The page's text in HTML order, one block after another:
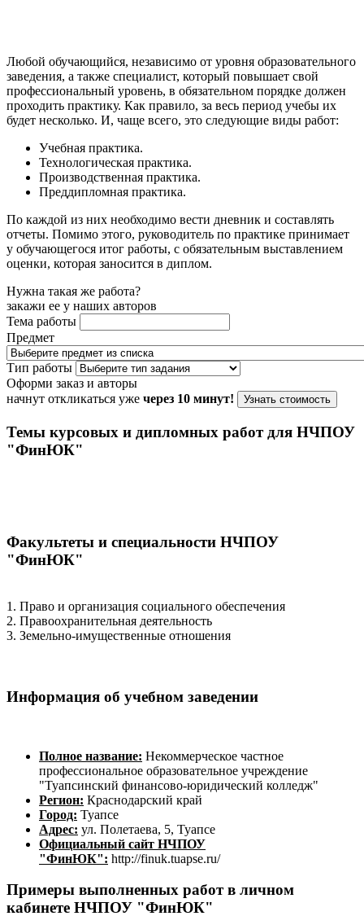
Любой обучающийся, независимо от уровня образовательного
заведения, а также специалист, который повышает свой
профессиональный уровень, в обязательном порядке должен
проходить практику. Как правило, за весь период учебы их
будет несколько. И, чаще всего, это следующие виды работ:
Учебная практика.
Технологическая практика.
Производственная практика.
Преддипломная практика.
По каждой из них необходимо вести дневник и составлять
отчеты. Помимо этого, руководитель по практике принимает
у обучающегося итог работы, с обязательным выставлением
оценки, которая заносится в диплом.
Нужна такая же работа?
закажи ее у наших авторов
Тема работы
Предмет
Тип работы
Оформи заказ и авторы
начнут откликаться уже через 10 минут! Узнать стоимость
Темы курсовых и дипломных работ для НЧПОУ
"ФинЮК"
Факультеты и специальности НЧПОУ
"ФинЮК"
1. Право и организация социального обеспечения
2. Правоохранительная деятельность
3. Земельно-имущественные отношения
Информация об учебном заведении
Полное название: Некоммерческое частное
профессиональное образовательное учреждение
"Туапсинский финансово-юридический колледж"
Регион: Краснодарский край
Город: Туапсе
Адрес: ул. Полетаева, 5, Туапсе
Официальный сайт НЧПОУ
"ФинЮК": http://finuk.tuapse.ru/
Примеры выполненных работ в личном
кабинете НЧПОУ "ФинЮК"